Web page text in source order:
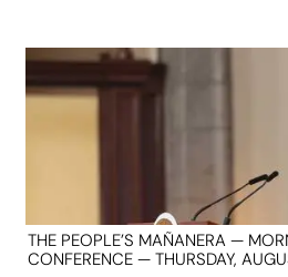
THE PEOPLE’S MAÑANERA —
CONFERENCE — THURSDAY,